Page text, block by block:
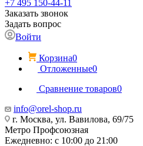
+7 495 150-44-11
Заказать звонок
Задать вопрос
Войти
Корзина0
Отложенные0
Сравнение товаров0
info@orel-shop.ru
г. Москва, ул. Вавилова, 69/75
Метро Профсоюзная
Ежедневно: с 10:00 до 21:00